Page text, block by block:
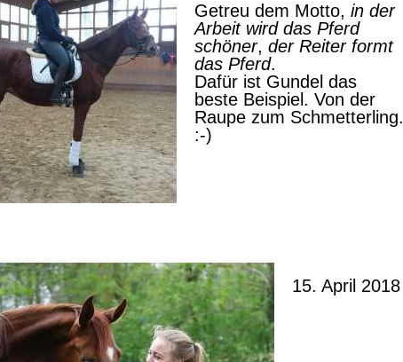
Getreu dem Motto, in der
Arbeit wird das Pferd
schöner, der Reiter formt
das Pferd.
Dafür ist Gundel das
beste Beispiel. Von der
Raupe zum Schmetterling.
:-)
15. April 2018